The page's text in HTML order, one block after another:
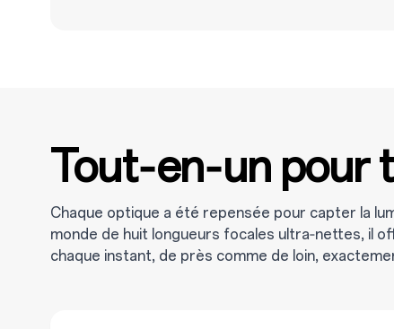
Tout‑en‑un pour
Chaque optique a été repensée pour capter la
monde de huit longueurs focales ultra‑nettes, il
chaque instant, de près comme de loin,